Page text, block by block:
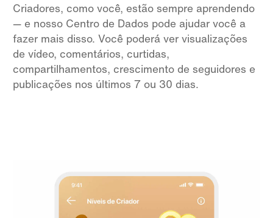
Criadores, como você, estão sempre aprendendo
— e nosso Centro de Dados pode ajudar você a
fazer mais disso. Você poderá ver visualizações
de vídeo, comentários, curtidas,
compartilhamentos, crescimento de seguidores e
publicações nos últimos 7 ou 30 dias.